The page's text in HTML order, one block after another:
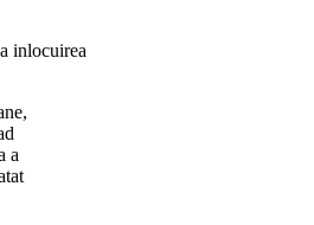
inlocuirea
a